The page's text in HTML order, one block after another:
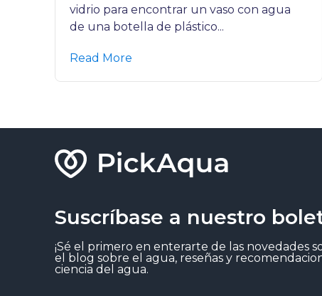
vidrio para encontrar un vaso con agua
de una botella de plástico...
Read More
Suscríbase a nuestro
¡Sé el primero en enterarte de las novedades
el blog sobre el agua, reseñas y
ciencia del agua.